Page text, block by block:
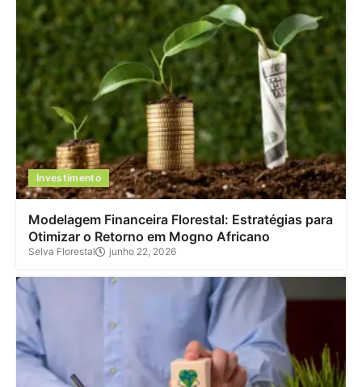
Investimento
Modelagem Financeira Florestal: Estratégias para
Otimizar o Retorno em Mogno Africano
Selva Florestal junho 22, 2026